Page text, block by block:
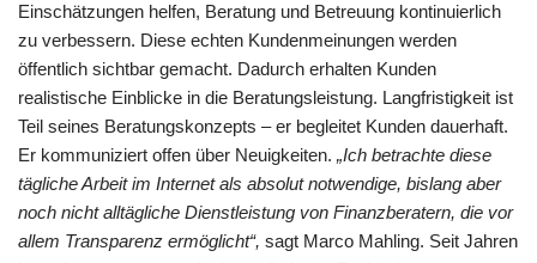
Einschätzungen helfen, Beratung und Betreuung kontinuierlich
zu verbessern. Diese echten Kundenmeinungen werden
öffentlich sichtbar gemacht. Dadurch erhalten Kunden
realistische Einblicke in die Beratungsleistung. Langfristigkeit ist
Teil seines Beratungskonzepts – er begleitet Kunden dauerhaft.
Er kommuniziert offen über Neuigkeiten. „Ich betrachte diese
tägliche Arbeit im Internet als absolut notwendige, bislang aber
noch nicht alltägliche Dienstleistung von Finanzberatern, die vor
allem Transparenz ermöglicht“, sagt Marco Mahling. Seit Jahren